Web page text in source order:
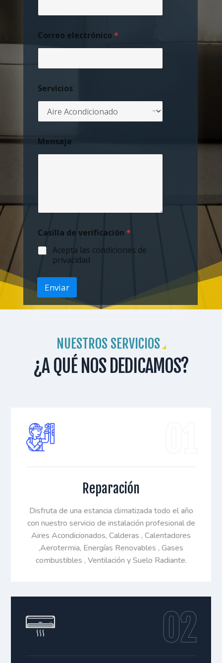
Correo electrónico *
Servicios
Mensaje
Casilla de verificación *
Acepta las condiciones de
privacidad
Enviar
NUESTROS SERVICIOS
¿A QUÉ NOS DEDICAMOS?
Reparación
Disfruta de una estancia climatizada todo el año
con nuestro servicio de instalación profesional de
Aires Acondicionados, Calderas , Calentadores
,Aerotermia, Energías Renovables , Gases
combustibles , Ventilación y Suelo Radiante.